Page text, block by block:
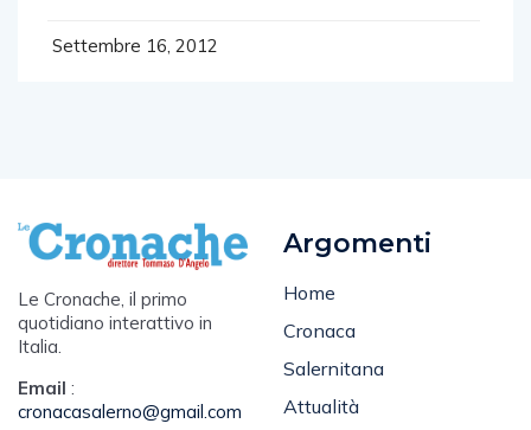
Settembre 16, 2012
Le Cronache, il primo
quotidiano interattivo in
Italia.
Email :
cronacasalerno@gmail.com
Argomenti
Home
Cronaca
Salernitana
Attualità